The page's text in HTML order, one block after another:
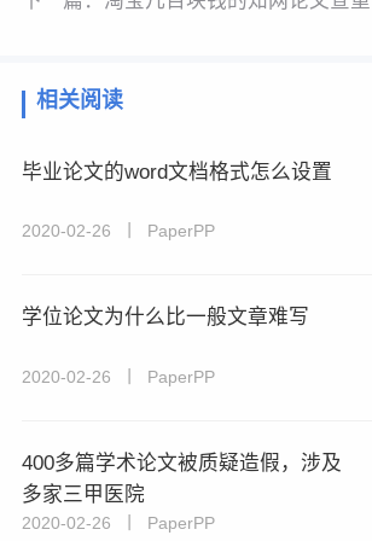
相关阅读
毕业论文的word文档格式怎么设置
2020-02-26 丨 PaperPP
学位论文为什么比一般文章难写
2020-02-26 丨 PaperPP
400多篇学术论文被质疑造假，涉及
多家三甲医院
2020-02-26 丨 PaperPP